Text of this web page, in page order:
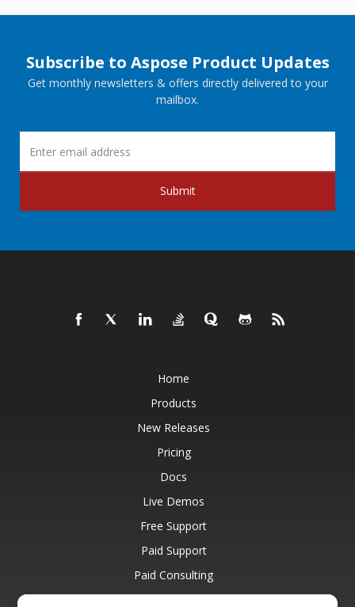
Subscribe to Aspose Product Updates
Get monthly newsletters & offers directly delivered to your
mailbox.
Submit
Home
Products
New Releases
Pricing
Docs
Live Demos
Free Support
Paid Support
Paid Consulting
Blog